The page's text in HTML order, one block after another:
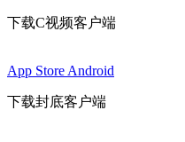
下载C视频客户端
App Store Android
下载封底客户端